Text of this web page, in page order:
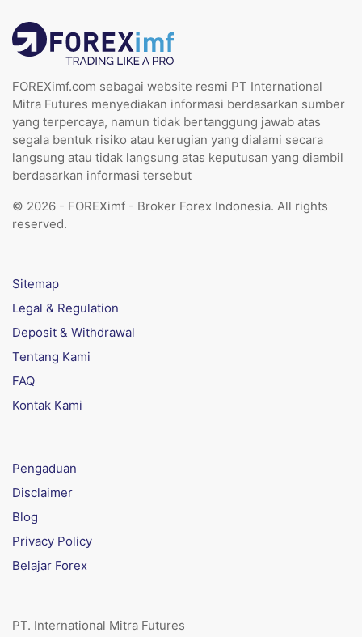
FOREXimf.com sebagai website resmi PT International
Mitra Futures menyediakan informasi berdasarkan sumber
yang terpercaya, namun tidak bertanggung jawab atas
segala bentuk risiko atau kerugian yang dialami secara
langsung atau tidak langsung atas keputusan yang diambil
berdasarkan informasi tersebut
© 2026 - FOREXimf - Broker Forex Indonesia. All rights
reserved.
Sitemap
Legal & Regulation
Deposit & Withdrawal
Tentang Kami
FAQ
Kontak Kami
Pengaduan
Disclaimer
Blog
Privacy Policy
Belajar Forex
PT. International Mitra Futures